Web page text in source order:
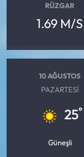
RÜZGAR
1.69 M/S
10 AĞUSTOS
PAZARTESI
25°
Güneşli